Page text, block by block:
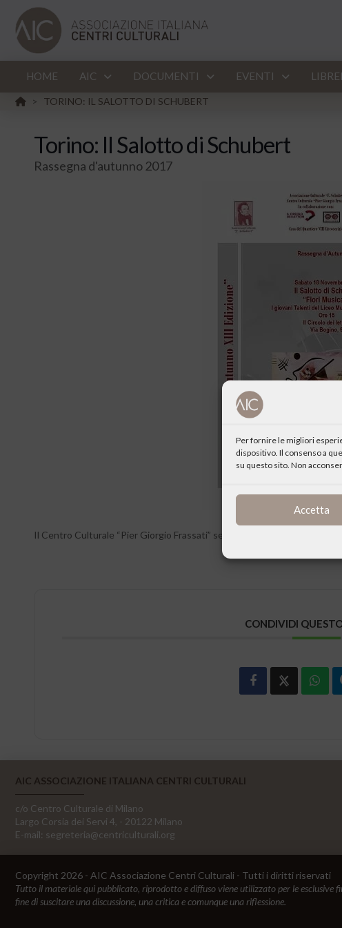
Per fornire le migliori
dispositivo. Il consenso a
su questo sito. Non
Accetta
HOME AIC DOCUMENTI EVENTI
HOME
> TORINO: IL SALOTTO DI SCHUBERT
Torino: Il Salotto di Schubert
Rassegna d'autunno 2017
Il Centro Culturale “Pier Giorgio Frassati” segnala la XIII edizione della
CONDIVIDI
AIC ASSOCIAZIONE ITALIANA CENTRI CULTURALI
c/o Centro Culturale di Milano
Largo Corsia dei Servi 4, - 20122 Milano
E-mail: segreteria@centriculturali.org
Copyright 2026 - AIC Associazione Centri Culturali - Tutti i diritti riservati
Tutto il materiale qui pubblicato, riprodotto e diffuso viene utilizzato per le esclusive
fine di suscitare una discussione, una critica e comunque una riflessione.